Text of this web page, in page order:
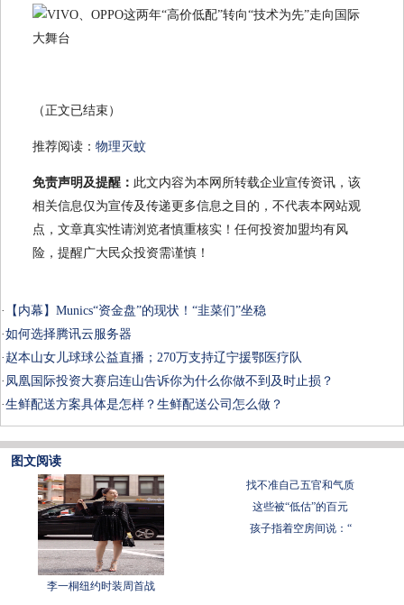
（正文已结束）
推荐阅读： 物理灭蚊
免责声明及提醒： 此文内容为本网所转载企业宣传资讯，该
相关信息仅为宣传及传递更多信息之目的，不代表本网站观
点，文章真实性请浏览者慎重核实！任何投资加盟均有风
险，提醒广大民众投资需谨慎！
·
【内幕】Munics“资金盘”的现状！“韭菜们”坐稳
·如何选择腾讯云服务器
· 赵本山女儿球球公益直播；270万支持辽宁援鄂医疗队
· 凤凰国际投资大赛启连山告诉你为什么你做不到及时止损？
·生鲜配送方案具体是怎样？生鲜配送公司怎么做？
图文阅读
李一桐纽约时装周首战
找不准自己五官和气质
这些被“低估”的百元
孩子指着空房间说：“